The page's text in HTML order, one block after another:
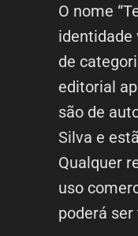
O nome
identidade
de
editorial
são de
Silva e
Qualquer
uso
poderá